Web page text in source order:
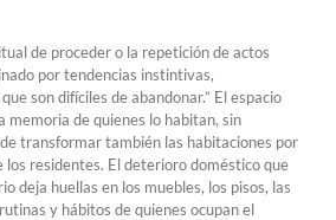
de proceder o la repetición de actos
por tendencias instintivas,
son difíciles de abandonar.” El espacio
de quienes lo habitan, sin
transformar también las habitaciones por
los residentes. El deterioro doméstico que
deja huellas en los muebles, los pisos, las
y hábitos de quienes ocupan el